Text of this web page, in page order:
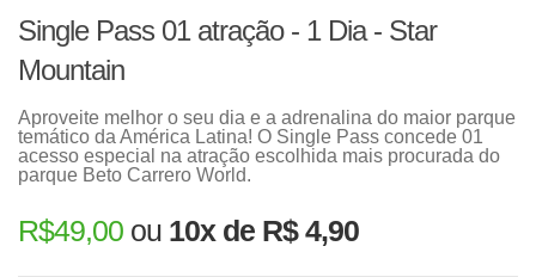
Single Pass 01 atração - 1 Dia - Star
Mountain
Aproveite melhor o seu dia e a adrenalina do maior parque
temático da América Latina! O Single Pass concede 01
acesso especial na atração escolhida mais procurada do
parque Beto Carrero World.
R$49,00 ou 10x de R$ 4,90